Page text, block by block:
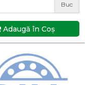
Buc
Adaugă în Coş